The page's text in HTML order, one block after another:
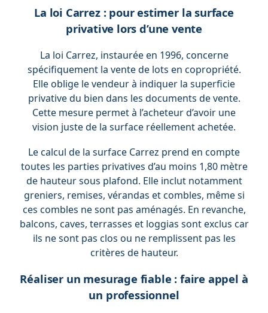
La loi Carrez : pour estimer la surface
privative lors d’une vente
La loi Carrez, instaurée en 1996, concerne
spécifiquement la vente de lots en copropriété.
Elle oblige le vendeur à indiquer la superficie
privative du bien dans les documents de vente.
Cette mesure permet à l’acheteur d’avoir une
vision juste de la surface réellement achetée.
Le calcul de la surface Carrez prend en compte
toutes les parties privatives d’au moins 1,80 mètre
de hauteur sous plafond. Elle inclut notamment
greniers, remises, vérandas et combles, même si
ces combles ne sont pas aménagés. En revanche,
balcons, caves, terrasses et loggias sont exclus car
ils ne sont pas clos ou ne remplissent pas les
critères de hauteur.
Réaliser un mesurage fiable : faire appel à
un professionnel